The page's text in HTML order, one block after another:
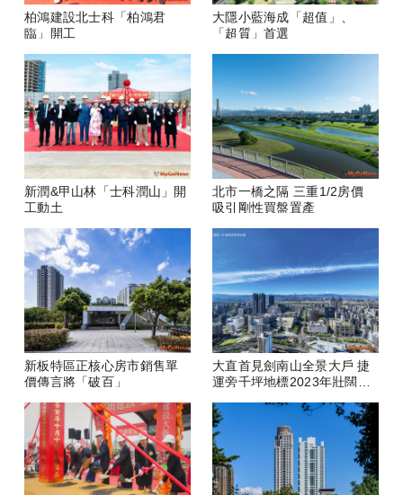
柏鴻建設北士科「柏鴻君
臨」開工
大隱小藍海成「超值」、
「超質」首選
新潤&甲山林「士科潤山」開
工動土
北市一橋之隔 三重1/2房價
吸引剛性買盤置產
新板特區正核心房市銷售單
價傳言將「破百」
大直首見劍南山全景大戶 捷
運旁千坪地標2023年壯闊落